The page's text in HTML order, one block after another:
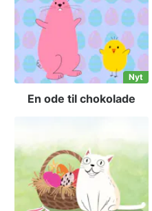
Nyt
En ode til chokolade